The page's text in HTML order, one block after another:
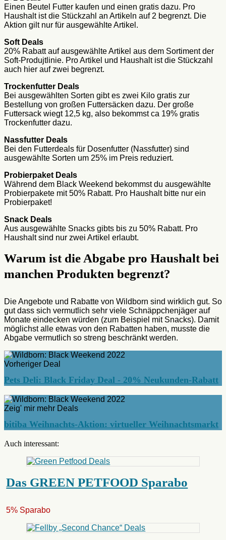
Einen Beutel Futter kaufen und einen gratis dazu. Pro
Haushalt ist die Stückzahl an Artikeln auf 2 begrenzt. Die
Aktion gilt nur für ausgewählte Artikel.
Soft Deals
20% Rabatt auf ausgewählte Artikel aus dem Sortiment der
Soft-Produjtlinie. Pro Artikel und Haushalt ist die Stückzahl
auch hier auf zwei begrenzt.
Trockenfutter Deals
Bei ausgewählten Sorten gibt es zwei Kilo gratis zur
Bestellung von großen Futtersäcken dazu. Der große
Futtersack wiegt 12,5 kg, also bekommst ca 19% gratis
Trockenfutter dazu.
Nassfutter Deals
Bei den Futterdeals für Dosenfutter (Nassfutter) sind
ausgewählte Sorten um 25% im Preis reduziert.
Probierpaket Deals
Während dem Black Weekend bekommst du ausgewählte
Probierpakete mit 50% Rabatt. Pro Haushalt bitte nur ein
Probierpaket!
Snack Deals
Aus ausgewählte Snacks gibts bis zu 50% Rabatt. Pro
Haushalt sind nur zwei Artikel erlaubt.
Warum ist die Abgabe pro Haushalt bei
manchen Produkten begrenzt?
Die Angebote und Rabatte von Wildborn sind wirklich gut. So
gut dass sich vermutlich sehr viele Schnäppchenjäger auf
Monate eindecken würden (zum Beispiel mit Snacks). Damit
möglichst alle etwas von den Rabatten haben, musste die
Abgabe vermutlich so streng beschränkt werden.
Vorheriger Deal
Pets Deli: Black Friday Deal - 20% Neukunden-Rabatt
Zeig' mir mehr Deals
bitiba Weihnachts-Aktion: virtueller Weihnachtsmarkt
Auch interessant:
Das GREEN PETFOOD Sparabo
5% Sparabo